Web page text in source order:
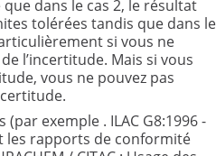
dans le cas 2, le résultat
tolérées tandis que dans le
si vous ne
l’incertitude. Mais si vous
vous ne pouvez pas
exemple . ILAC G8:1996 -
les rapports de conformité